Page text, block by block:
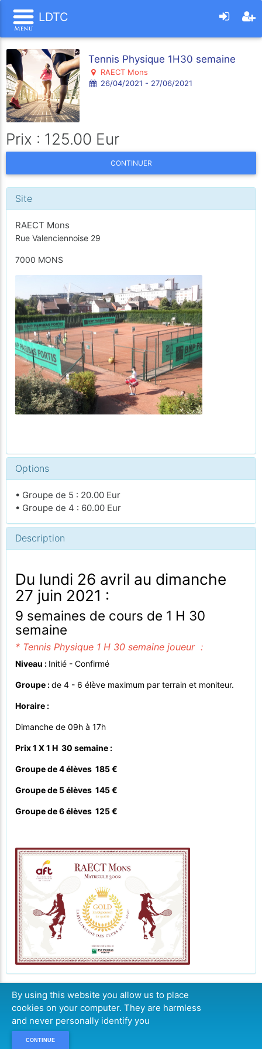
LDTC
Tennis Physique 1H30 semaine
RAECT Mons
26/04/2021 - 27/06/2021
Prix : 125.00 Eur
CONTINUER
Site
RAECT Mons
Rue Valenciennoise 29
7000 MONS
Options
• Groupe de 5 : 20.00 Eur
• Groupe de 4 : 60.00 Eur
Description
Du lundi 26 avril au dimanche
27 juin 2021 :
9 semaines de cours de 1 H 30
semaine
* Tennis Physique 1 H 30 semaine joueur :
Niveau : Initié - Confirmé
Groupe :de 4 - 6 élève maximum par terrain et moniteur.
Horaire :
Dimanche de 09h à 17h
Prix 1 X 1 H 30 semaine :
Groupe de 4 élèves 185 €
Groupe de 5 élèves 145 €
Groupe de 6 élèves 125 €
CONTINUER
By using this website you allow us to place
cookies on your computer. They are harmless
and never personally identify you
CONTINUE